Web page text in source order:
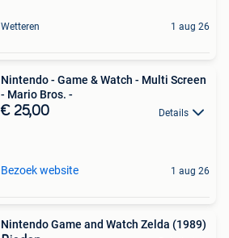
Wetteren 1 aug 26
Nintendo - Game & Watch - Multi Screen
- Mario Bros. -
€ 25,00 Details
Bezoek website 1 aug 26
Nintendo Game and Watch Zelda (1989)